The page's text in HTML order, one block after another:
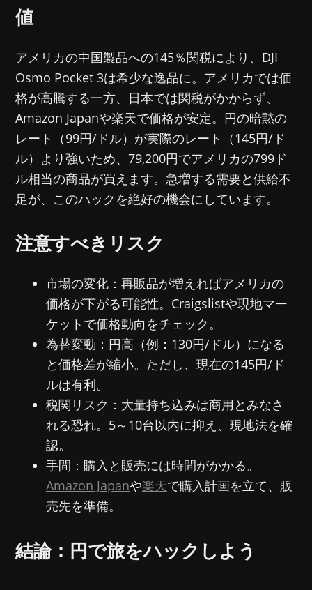
値
アメリカの中国製品への145％関税により、DJI
Osmo Pocket 3は希少な逸品に。アメリカでは価
格が高騰する一方、日本では関税がかからず、
Amazon Japanや楽天で価格が安定。円の暗黙の
レート（99円/ドル）が実際のレート（145円/ド
ル）より強いため、79,200円でアメリカの799ド
ル相当の商品が買えます。急増する需要と供給不
足が、このハックを絶好の機会にしています。
注意すべきリスク
市場の変化：再販品が増えればアメリカの
価格が下がる可能性。Craigslistや現地マー
ケットで価格動向をチェック。
為替変動：円高（例：130円/ドル）になる
と価格差が縮小。ただし、現在の145円/ド
ルは有利。
税関リスク：大量持ち込みは商用とみなさ
れる恐れ。5～10台以内に抑え、現地法を確
認。
手間：購入と販売には時間がかかる。
Amazon Japanや楽天で購入計画を立て、販
売先を準備。
結論：円で旅をハックしよう